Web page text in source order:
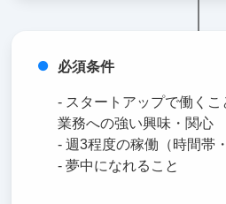
必須条件
- スタートアップで働く
業務への強い興味・関心
- 週3程度の稼働（時間帯
- 夢中になれること